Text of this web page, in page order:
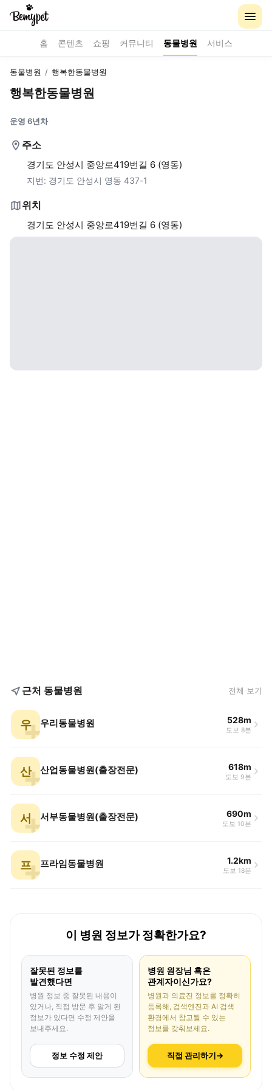
홈 콘텐츠 쇼핑 커뮤니티 동물병원 서비스
동물병원 / 행복한동물병원
행복한동물병원
운영 6년차
주소
경기도 안성시 중앙로419번길 6 (영동)
지번: 경기도 안성시 영동 437-1
위치
경기도 안성시 중앙로419번길 6 (영동)
근처 동물병원 전체 보기
우 우리동물병원 528m
도보 8분
산 산업동물병원(출장전문) 618m
도보 9분
서 서부동물병원(출장전문) 690m
도보 10분
프 프라임동물병원 1.2km
도보 18분
이 병원 정보가 정확한가요?
잘못된 정보를
발견했다면
병원 정보 중 잘못된 내용이
있거나, 직접 방문 후 알게 된
정보가 있다면 수정 제안을
보내주세요.
정보 수정 제안
병원 원장님 혹은
관계자이신가요?
병원과 의료진 정보를 정확히
등록해, 검색엔진과 AI 검색
환경에서 참고될 수 있는
정보를 갖춰보세요.
직접 관리하기→